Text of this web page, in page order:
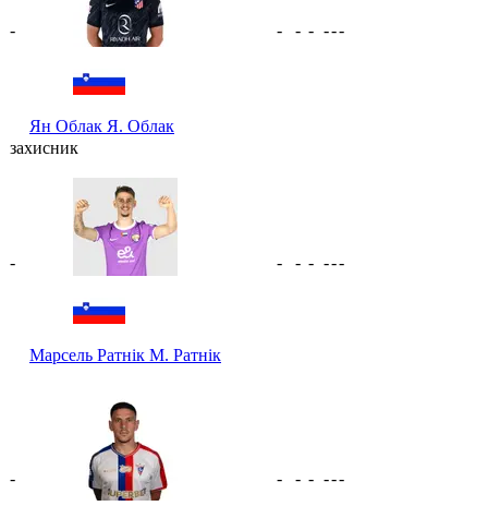
-
Ян Облак Я. Облак
- - - ---
захисник
-
Марсель Ратнік М. Ратнік
- - - ---
- - - - ---